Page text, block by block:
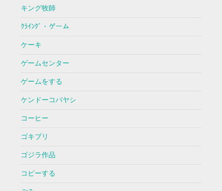
キング牧師
ｸﾗｲﾝｸﾞ・ゲーム
ケーキ
ゲームセンター
ゲームをする
ケンドーコバヤシ
コーヒー
ゴキブリ
ゴジラ作品
コピーする